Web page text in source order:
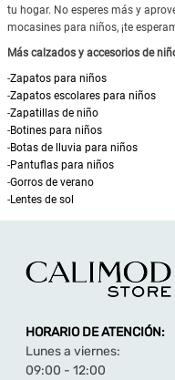
tu hogar. No esperes más y
mocasines para niños, ¡te
Más calzados y accesorios de
-Zapatos para niños
-Zapatos escolares para niños
-Zapatillas de niño
-Botines para niños
-Botas de lluvia para niños
-Pantuflas para niños
-Gorros de verano
-Lentes de sol
HORARIO DE ATENCIÓN:
Lunes a viernes:
09:00 - 12:00